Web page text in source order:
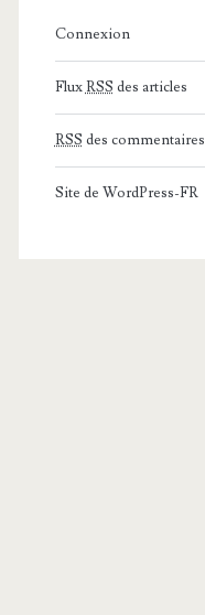
Connexion
FluxRSS des articles
RSS des commentaires
Site de WordPress-FR